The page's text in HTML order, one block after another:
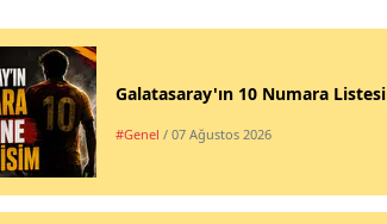
Galatasaray'ın 10 Numara
#Genel / 07 Ağustos 2026